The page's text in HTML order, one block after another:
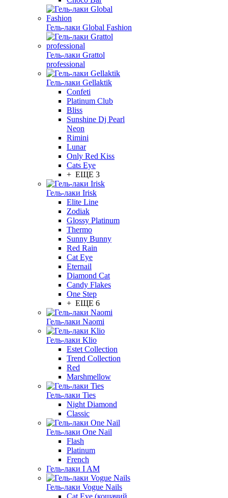
Гель-лаки Global Fashion
Гель-лаки Grattol
professional
Гель-лаки Gellaktik
Confeti
Platinum Club
Bliss
Sunshine Dj Pearl
Neon
Rimini
Lunar
Only Red Kiss
Cats Eye
+ ЕЩЕ 3
Гель-лаки Irisk
Elite Line
Zodiak
Glossy Platinum
Thermo
Sunny Bunny
Red Rain
Cat Eye
Eternail
Diamond Cat
Candy Flakes
One Step
+ ЕЩЕ 6
Гель-лаки Naomi
Гель-лаки Klio
Estet Collection
Trend Collection
Red
Marshmellow
Гель-лаки Ties
Night Diamond
Classic
Гель-лаки One Nail
Flash
Platinum
French
Гель-лаки I AM
Гель-лаки Vogue Nails
Cat Eye (кошачий